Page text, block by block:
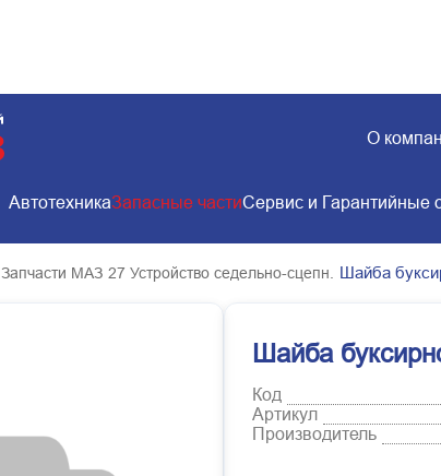
О
АвтотехникаЗапасные частиСервис и Гарантийные
Запчасти МАЗ 27 Устройство седельно-сцепн. Шайба
Шайба
Код
Артикул
Производитель